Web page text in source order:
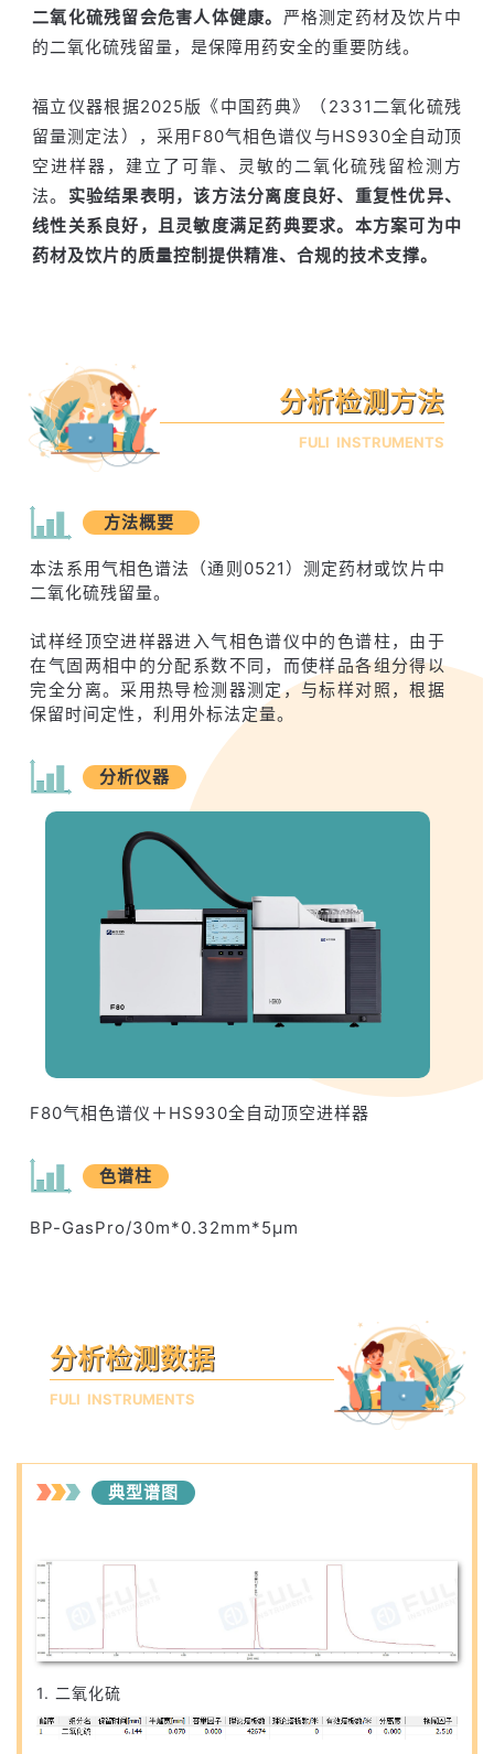
二氧化硫残留会危害人体健康。 严格测定药材及饮片中
的二氧化硫残留量，是保障用药安全的重要防线。
福立仪器根据2025版《中国药典》（2331二氧化硫残
留量测定法），采用F80气相色谱仪与HS930全自动顶
空进样器，建立了可靠、灵敏的二氧化硫残留检测方
法。 实验结果表明，该方法分离度良好、重复性优异、
线性关系良好，且灵敏度满足药典要求。本方案可为中
药材及饮片的质量控制提供精准、合规的技术支撑。
分析检测方法
FULI INSTRUMENTS
方法概要
本法系用气相色谱法（通则0521）测定药材或饮片中
二氧化硫残留量。
试样经顶空进样器进入气相色谱仪中的色谱柱，由于
在气固两相中的分配系数不同，而使样品各组分得以
完全分离。采用热导检测器测定，与标样对照，根据
保留时间定性，利用外标法定量。
分析仪器
F80气相色谱仪＋HS930全自动顶空进样器
色谱柱
BP-GasPro/30m*0.32mm*5μm
分析检测数据
FULI INSTRUMENTS
典型谱图
1. 二氧化硫